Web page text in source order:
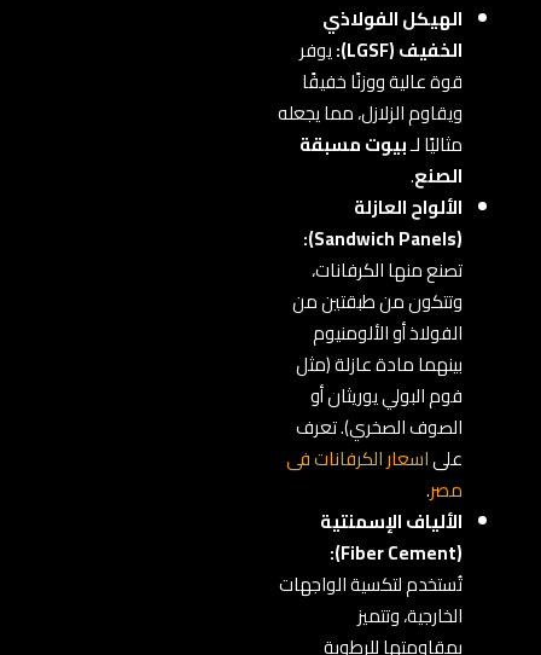
الهيكل الفولاذي
الخفيف (LGSF):
يوفر
قوة عالية ووزنًا خفيفًا
ويقاوم الزلازل، مما يجعله
مثاليًا لـبيوت مسبقة
الصنع.
الألواح العازلة
(Sandwich Panels):
تصنع منها الكرفانات،
وتتكون من طبقتين من
الفولاذ أو الألومنيوم
بينهما مادة عازلة (مثل
فوم البولي يوريثان أو
الصوف الصخري). تعرف
علىاسعار الكرفانات فى
مصر.
الألياف الإسمنتية
(Fiber Cement):
تُستخدم لتكسية الواجهات
الخارجية، وتتميز
بمقاومتها للرطوبة